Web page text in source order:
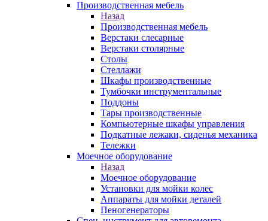
Производственная мебель
Назад
Производственная мебель
Верстаки слесарные
Верстаки столярные
Столы
Стеллажи
Шкафы производственные
Тумбочки инструментальные
Поддоны
Тары производственные
Компьютерные шкафы управления
Подкатные лежаки, сиденья механика
Тележки
Моечное оборудование
Назад
Моечное оборудование
Установки для мойки колес
Аппараты для мойки деталей
Пеногенераторы